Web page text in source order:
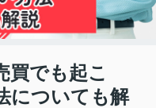
買でも起こ
についても解